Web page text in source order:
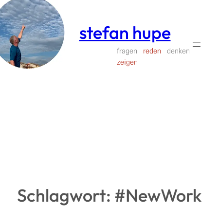
Zum
Inhalt
springen
stefan hupe
fragen reden
denken
zeigen
Schlagwort: #NewWork